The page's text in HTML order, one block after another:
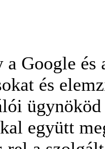
a Google
és
együtt